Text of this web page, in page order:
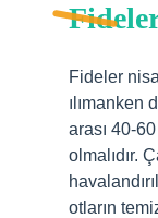
Fideler
ılımanken
arası 40-
olmalıdır.
otların